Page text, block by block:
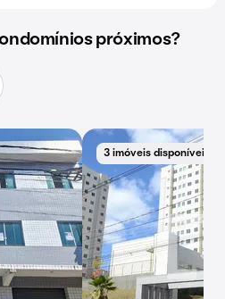
próximos?
3 imóveis disponíveis